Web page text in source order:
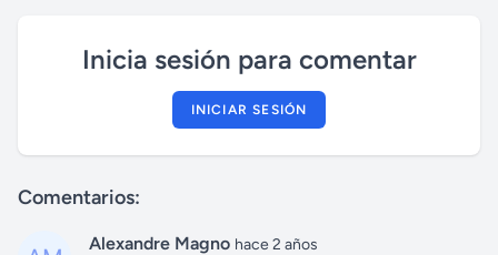
Inicia sesión para comentar
INICIAR SESIÓN
Comentarios:
Alexandre Magno hace 2 años